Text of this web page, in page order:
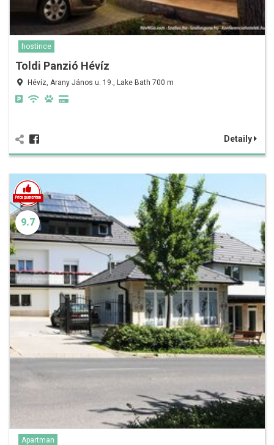
hostince
Toldi Panzió Hévíz
Hévíz, Arany János u. 19., Lake Bath 700 m
Detaily
9.7
Apartman